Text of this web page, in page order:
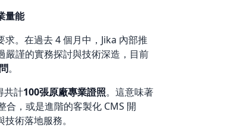
量能
。在過去 4 個月中，Jika 內部推
謹的實務探討與技術深造，目前
。
共計100張原廠專業證照。這意味著
合，或是進階的客製化 CMS 開
術落地服務。